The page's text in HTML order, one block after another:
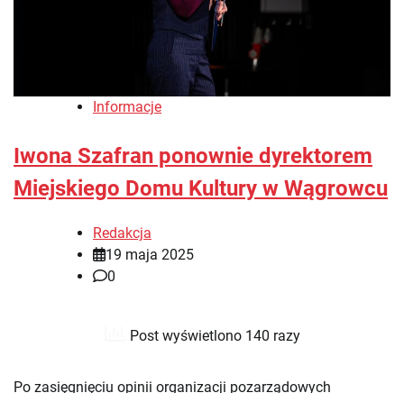
Informacje
Iwona Szafran ponownie dyrektorem
Miejskiego Domu Kultury w Wągrowcu
Redakcja
19 maja 2025
0
Post wyświetlono 140 razy
Po zasięgnięciu opinii organizacji pozarządowych